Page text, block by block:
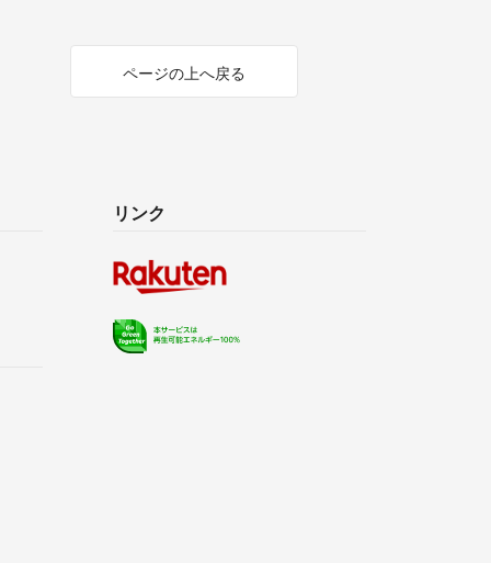
ページの上へ戻る
リンク